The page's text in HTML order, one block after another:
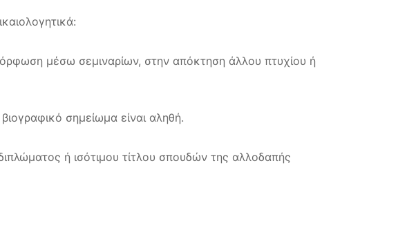
μέσω σεμιναρίων, στην απόκτηση άλλου πτυχίου ή
σημείωμα είναι αληθή.
ή ισότιμου τίτλου σπουδών της αλλοδαπής